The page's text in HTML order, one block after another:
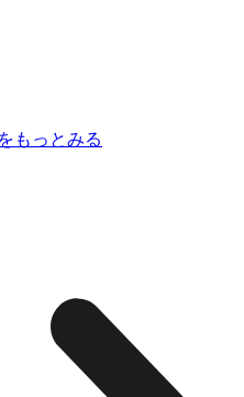
もっとみる